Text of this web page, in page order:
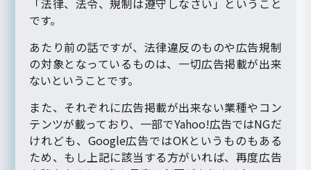
です。
あたり前の話ですが、法律違反のものや広告規制
の対象となっているものは、一切広告掲載が出来
ないということです。
また、それぞれに広告掲載が出来ない業種やコン
テンツが載っており、一部でYahoo!広告ではNGだ
けれども、Google広告ではOKというものもある
ため、もし上記に該当する方がいれば、再度広告